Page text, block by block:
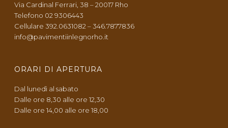
Via Cardinal Ferrari, 38 – 20017 Rho
Telefono 02 9306443
Cellulare 392.0631082 – 346.7877836
info@pavimentiinlegnorho.it
ORARI DI APERTURA
Dal lunedì al sabato
Dalle ore 8,30 alle ore 12,30
Dalle ore 14,00 alle ore 18,00